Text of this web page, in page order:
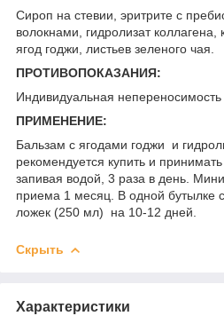
Сироп на стевии, эритрите с
волокнами, гидролизат коллагена,
ягод годжи, листьев зеленого чая.
ПРОТИВОПОКАЗАНИЯ:
Индивидуальная непереносимость
ПРИМЕНЕНИЕ:
Бальзам с ягодами годжи и
рекомендуется купить и
запивая водой, 3 раза в день.
приема 1 месяц. В одной бутылке
ложек (250 мл) на 10-12 дней.
Скрыть
Характеристики